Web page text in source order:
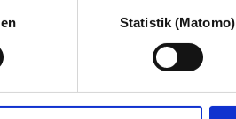
Statistik (Matomo)